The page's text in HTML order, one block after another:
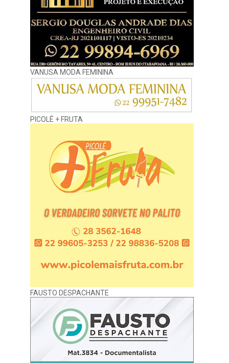
VANUSA MODA FEMININA
PICOLÉ + FRUTA
FAUSTO DESPACHANTE